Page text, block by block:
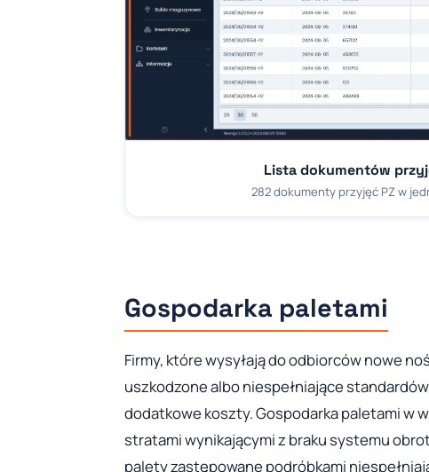
Lista dokumentów
282 dokumenty przyjęć PZ w
Gospodarka paletami
Firmy, które wysyłają do odbiorców nowe
uszkodzone albo niespełniające
dodatkowe koszty. Gospodarka paletami w
stratami wynikającymi z braku systemu
palety zastępowane podróbkami